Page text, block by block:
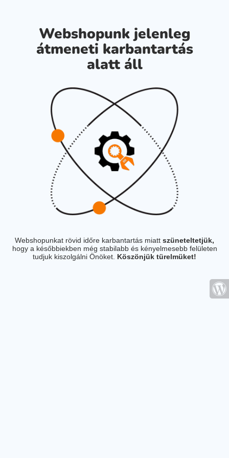
Webshopunk jelenleg
átmeneti karbantartás
alatt áll
Webshopunkat rövid időre karbantartás miatt szüneteltetjük,
hogy a későbbiekben még stabilabb és kényelmesebb felületen
tudjuk kiszolgálni Önöket. Köszönjük türelmüket!